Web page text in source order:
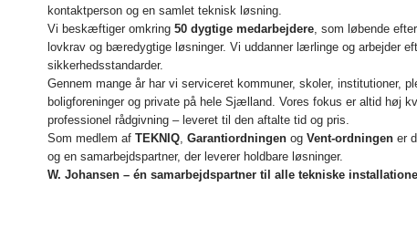
kontaktperson og en samlet teknisk løsning.
Vi beskæftiger omkring 50 dygtige medarbejdere, som løbende
lovkrav og bæredygtige løsninger. Vi uddanner lærlinge og arbejder
sikkerhedsstandarder.
Gennem mange år har vi serviceret kommuner, skoler, institutioner,
boligforeninger og private på hele Sjælland. Vores fokus er altid høj
professionel rådgivning – leveret til den aftalte tid og pris.
Som medlem af TEKNIQ, Garantiordningenog Vent-ordningener
og en samarbejdspartner, der leverer holdbare løsninger.
W. Johansen – én samarbejdspartner til alle tekniske